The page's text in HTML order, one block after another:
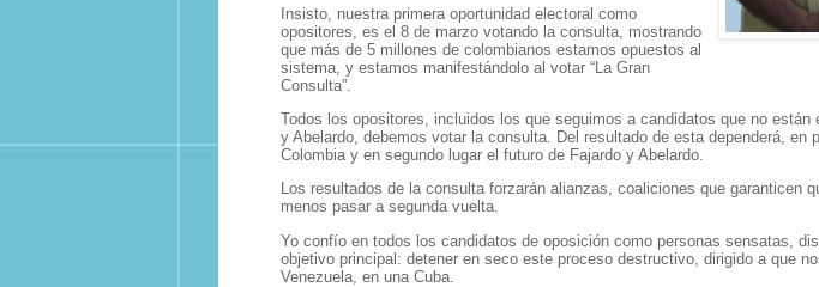
Insisto, nuestra primera oportunidad electoral como
opositores, es el 8 de marzo votando la consulta, mostrando
que más de 5 millones de colombianos estamos opuestos al
sistema, y estamos manifestándolo al votar “La Gran
Consulta”.
Todos los opositores, incluidos los que seguimos a candidatos que no están
y Abelardo, debemos votar la consulta. Del resultado de esta dependerá, en
Colombia y en segundo lugar el futuro de Fajardo y Abelardo.
Los resultados de la consulta forzarán alianzas, coaliciones que garanticen
menos pasar a segunda vuelta.
Yo confío en todos los candidatos de oposición como personas sensatas,
objetivo principal: detener en seco este proceso destructivo, dirigido a que
Venezuela, en una Cuba.